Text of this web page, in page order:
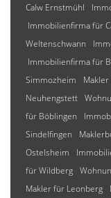
Calw Ernstmühl
Immobilienfirma für
Weltenschwann
Immobilienfirma für
Simmozheim
Neuhengstett
für Böblingen
Sindelfingen
Ostelsheim
für Wildberg
Makler für Leonberg